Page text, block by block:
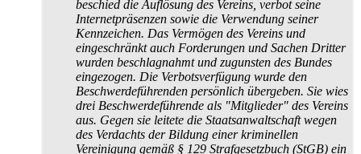
beschied die Auflösung des Vereins, verbot seine
Internet­präsenzen sowie die Verwendung seiner
Kennzeichen. Das Vermögen des Vereins und
eingeschränkt auch Forderungen und Sachen Dritter
wurden beschlagnahmt und zugunsten des Bundes
eingezogen. Die Verbotsverfügung wurde den
Beschwerde­führenden persönlich übergeben. Sie wies
drei Beschwerdeführende als "Mitglieder" des Vereins
aus. Gegen sie leitete die Staatsanwaltschaft wegen
des Verdachts der Bildung einer kriminellen
Vereinigung gemäß § 129 Strafgesetzbuch (StGB) ein